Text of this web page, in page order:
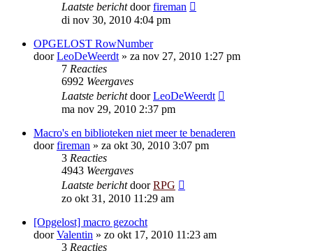
Laatste berichtdoorfireman
di nov 30, 2010 4:04 pm
OPGELOST RowNumber
doorLeoDeWeerdt » za nov 27, 2010 1:27 pm
7 Reacties
6992 Weergaves
Laatste berichtdoorLeoDeWeerdt
ma nov 29, 2010 2:37 pm
Macro's en biblioteken niet meer te benaderen
doorfireman » za okt 30, 2010 3:07 pm
3 Reacties
4943 Weergaves
Laatste berichtdoorRPG
zo okt 31, 2010 11:29 am
[Opgelost] macro gezocht
doorValentin » zo okt 17, 2010 11:23 am
3 Reacties